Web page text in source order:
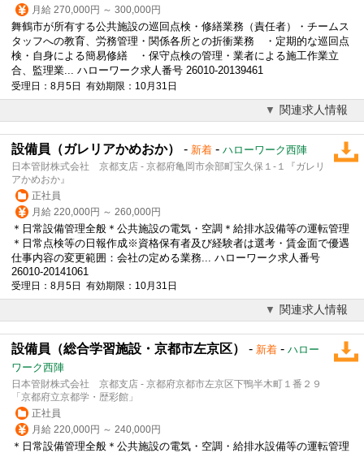
月給 270,000円 ～ 300,000円
舞鶴市が所有する公共施設の巡回点検・修繕業務（責任者）・チームス
タッフへの教育、労務管理・関係各所との折衝業務 ・定期的な巡回点
検・自身による簡易修繕 ・保守点検の管理・業者による施工作業立
合、監理業... ハローワーク求人番号 26010-20139461
受理日：8月5日 有効期限：10月31日
関連求人情報
設備員（ガレリアかめおか） - 新着 - ハローワーク西陣
日本管財株式会社 京都支店 - 京都府亀岡市余部町宝久保１‐１『ガレリ
アかめおか』
正社員
月給 220,000円 ～ 260,000円
＊日常設備管理全般＊公共施設の電気・空調＊給排水設備等の運転管理
＊日常点検等の日報作成※資格保有者及び経験者は選考・賃金面で優遇
仕事内容の変更範囲：会社の定める業務... ハローワーク求人番号
26010-20141061
受理日：8月5日 有効期限：10月31日
関連求人情報
設備員（総合学習施設・京都市左京区） - 新着 - ハロー
ワーク西陣
日本管財株式会社 京都支店 - 京都府京都市左京区下鴨半木町１番２９
「京都府立京都学・歴彩館」
正社員
月給 220,000円 ～ 240,000円
＊日常設備管理全般＊公共施設の電気・空調・給排水設備等の運転管理